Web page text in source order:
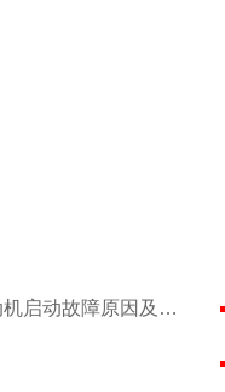
三相异步电动机启动故障原因及处理